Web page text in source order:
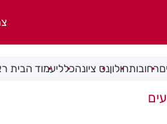
רחובותחולוןנס ציונהכלליעמוד הבית